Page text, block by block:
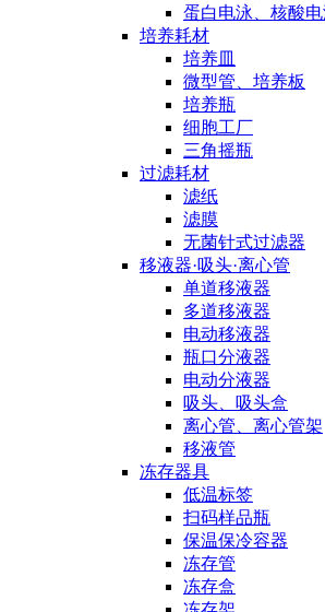
蛋白电泳、核酸电
培养耗材
培养皿
微型管、培养板
培养瓶
细胞工厂
三角摇瓶
过滤耗材
滤纸
滤膜
无菌针式过滤器
移液器·吸头·离心管
单道移液器
多道移液器
电动移液器
瓶口分液器
电动分液器
吸头、吸头盒
离心管、离心管架
移液管
冻存器具
低温标签
扫码样品瓶
保温保冷容器
冻存管
冻存盒